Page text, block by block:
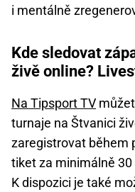
i mentálně
Kde sledovat
živě online?
Na Tipsport TV
turnaje na Štvanici
zaregistrovat během
tiket za minimálně 30
K dispozici je také